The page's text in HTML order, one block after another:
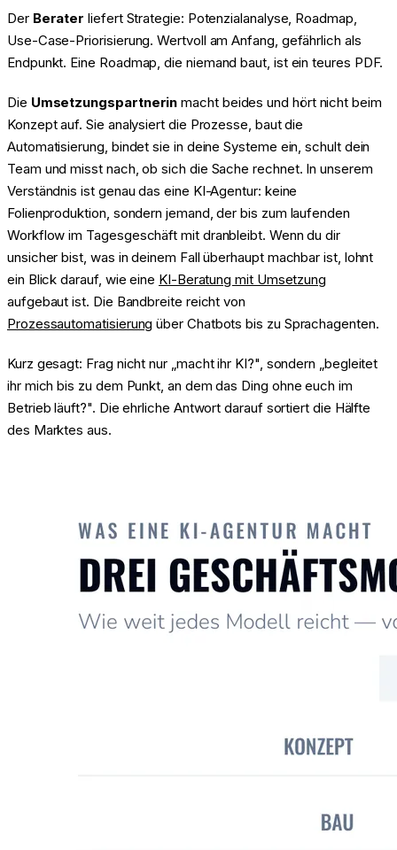
Der Berater liefert Strategie: Potenzialanalyse, Roadmap,
Use-Case-Priorisierung. Wertvoll am Anfang, gefährlich als
Endpunkt. Eine Roadmap, die niemand baut, ist ein teures PDF.
Die Umsetzungspartnerin macht beides und hört nicht beim
Konzept auf. Sie analysiert die Prozesse, baut die
Automatisierung, bindet sie in deine Systeme ein, schult dein
Team und misst nach, ob sich die Sache rechnet. In unserem
Verständnis ist genau das eine KI-Agentur: keine
Folienproduktion, sondern jemand, der bis zum laufenden
Workflow im Tagesgeschäft mit dranbleibt. Wenn du dir
unsicher bist, was in deinem Fall überhaupt machbar ist, lohnt
ein Blick darauf, wie eine KI-Beratung mit Umsetzung
aufgebaut ist. Die Bandbreite reicht von
Prozessautomatisierung über Chatbots bis zu Sprachagenten.
Kurz gesagt: Frag nicht nur „macht ihr KI?", sondern „begleitet
ihr mich bis zu dem Punkt, an dem das Ding ohne euch im
Betrieb läuft?". Die ehrliche Antwort darauf sortiert die Hälfte
des Marktes aus.